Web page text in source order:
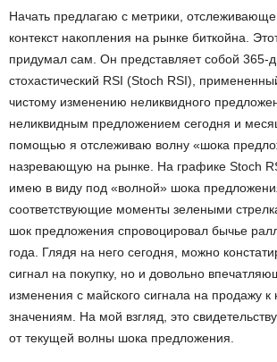
Начать предлагаю с метрики,
контекст накопления на рынке биткойна.
придумал сам. Он представляет собой 365-
стохастический RSI (Stoch RSI),
чистому изменению неликвидного
неликвидным предложением сегодня и
помощью я отслеживаю волну «шока
назревающую на рынке. На графике Stoch
имею в виду под «волной» шока
соответствующие моменты зелеными
шок предложения спровоцировал бычье
года. Глядя на него сегодня, можно
сигнал на покупку, но и довольно
изменения с майского сигнала на продажу
значениям. На мой взгляд, это
от текущей волны шока предложения.